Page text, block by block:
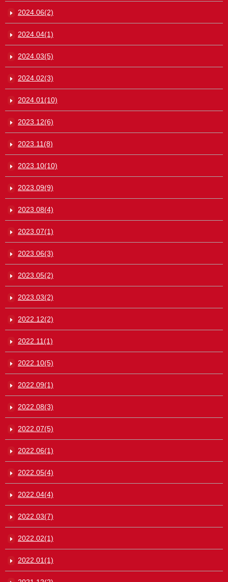
2024.06(2)
2024.04(1)
2024.03(5)
2024.02(3)
2024.01(10)
2023.12(6)
2023.11(8)
2023.10(10)
2023.09(9)
2023.08(4)
2023.07(1)
2023.06(3)
2023.05(2)
2023.03(2)
2022.12(2)
2022.11(1)
2022.10(5)
2022.09(1)
2022.08(3)
2022.07(5)
2022.06(1)
2022.05(4)
2022.04(4)
2022.03(7)
2022.02(1)
2022.01(1)